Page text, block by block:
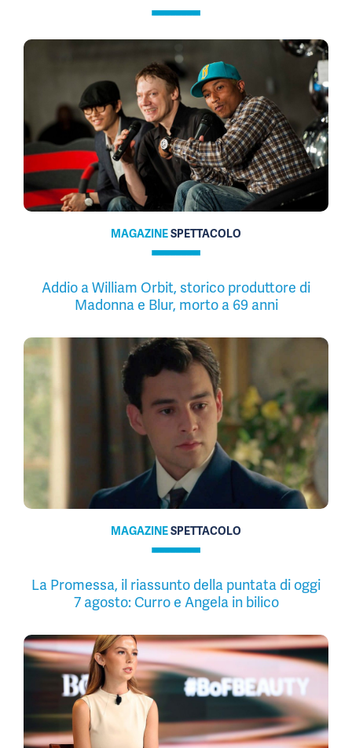
MAGAZINESPETTACOLO
Addio a William Orbit, storico produttore di
Madonna e Blur, morto a 69 anni
MAGAZINESPETTACOLO
La Promessa, il riassunto della puntata di oggi
7 agosto: Curro e Angela in bilico